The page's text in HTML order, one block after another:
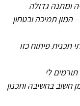
ומתנה גדולה
המון תמיכה ובטחון
תכנית פיתוח כזו
לי
בחשיבה ותכנון